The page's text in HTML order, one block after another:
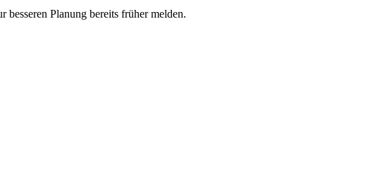
Planung bereits früher melden.